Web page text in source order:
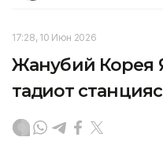
17:28, 10 Июн 2026
Жанубий Корея
тадқиқот